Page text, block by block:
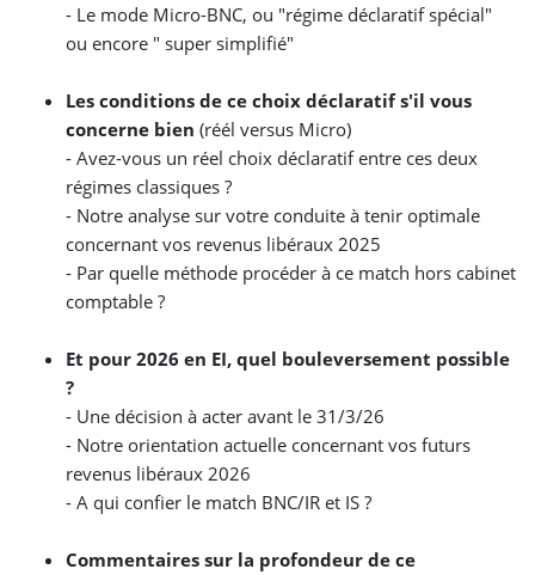
- Le mode Micro-BNC, ou "régime déclaratif spécial"
ou encore " super simplifié"
Les conditions de ce choix déclaratif s'il vous
concerne bien (réél versus Micro)
- Avez-vous un réel choix déclaratif entre ces deux
régimes classiques ?
- Notre analyse sur votre conduite à tenir optimale
concernant vos revenus libéraux 2025
- Par quelle méthode procéder à ce match hors cabinet
comptable ?
Et pour 2026 en EI, quel bouleversement possible
?
- Une décision à acter avant le 31/3/26
- Notre orientation actuelle concernant vos futurs
revenus libéraux 2026
- A qui confier le match BNC/IR et IS ?
Commentaires sur la profondeur de ce